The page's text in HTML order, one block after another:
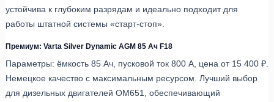
устойчива к глубоким разрядам и идеально подходит для
работы штатной системы «старт-стоп».
Премиум: Varta Silver Dynamic AGM 85 Ач F18
Параметры: ёмкость 85 Ач, пусковой ток 800 А, цена от 15 400 ₽.
Немецкое качество с максимальным ресурсом. Лучший выбор
для дизельных двигателей OM651, обеспечивающий